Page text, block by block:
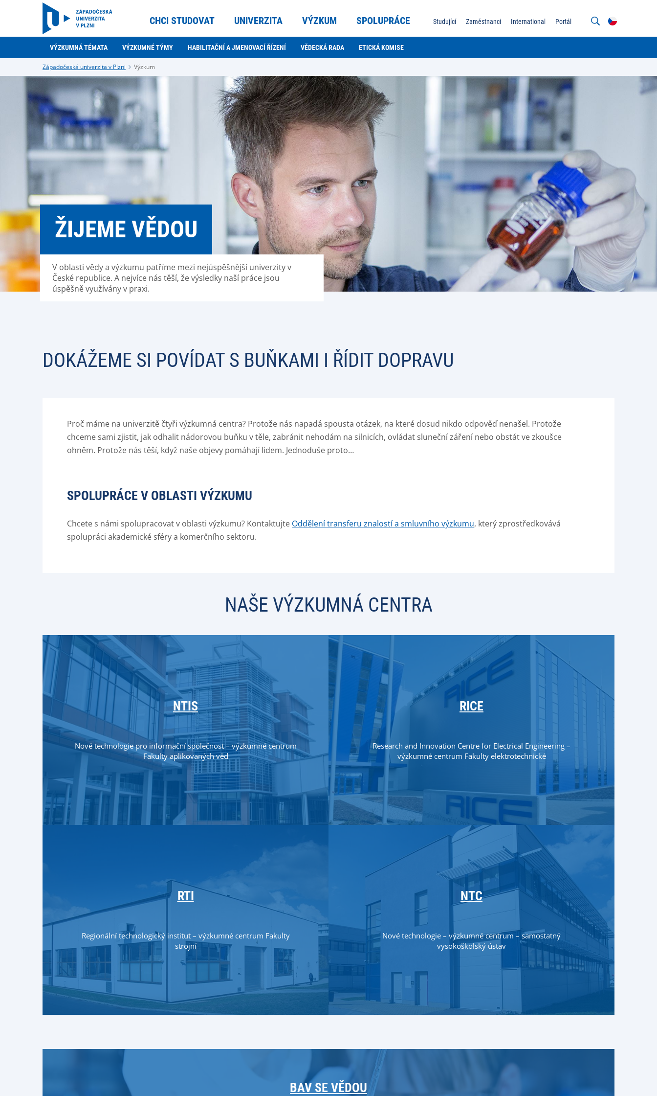
CHCI STUDOVAT UNIVERZITA VÝZKUM SPOLUPRÁCE Studující Zaměstnanci International Portál
VÝZKUMNÁ TÉMATA VÝZKUMNÉ TÝMY HABILITAČNÍ A JMENOVACÍ ŘÍZENÍ VĚDECKÁ RADA ETICKÁ KOMISE
Západočeská univerzita v Plzni Výzkum
ŽIJEME VĚDOU
V oblasti vědy a výzkumu patříme mezi nejúspěšnější univerzity v
České republice. A nejvíce nás těší, že výsledky naší práce jsou
úspěšně využívány v praxi.
DOKÁŽEME SI POVÍDAT S BUŇKAMI I ŘÍDIT DOPRAVU
Proč máme na univerzitě čtyři výzkumná centra? Protože nás napadá spousta otázek, na které dosud nikdo odpověď nenašel. Protože
chceme sami zjistit, jak odhalit nádorovou buňku v těle, zabránit nehodám na silnicích, ovládat sluneční záření nebo obstát ve zkoušce
ohněm. Protože nás těší, když naše objevy pomáhají lidem. Jednoduše proto…
SPOLUPRÁCE V OBLASTI VÝZKUMU
Chcete s námi spolupracovat v oblasti výzkumu? Kontaktujte Oddělení transferu znalostí a smluvního výzkumu, který zprostředkovává
spolupráci akademické sféry a komerčního sektoru.
NAŠE VÝZKUMNÁ CENTRA
NTIS
Nové technologie pro informační společnost – výzkumné centrum
Fakulty aplikovaných věd
RICE
Research and Innovation Centre for Electrical Engineering –
výzkumné centrum Fakulty elektrotechnické
RTI
Regionální technologický institut – výzkumné centrum Fakulty
strojní
NTC
Nové technologie – výzkumné centrum – samostatný
vysokoškolský ústav
BAV SE VĚDOU